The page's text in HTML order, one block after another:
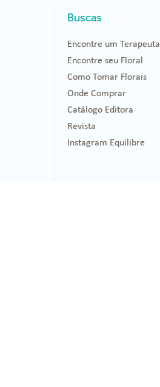
Buscas
Encontre um Terapeuta
Encontre seu Floral
Como Tomar Florais
Onde Comprar
Catálogo Editora
Revista
Instagram Equilibre